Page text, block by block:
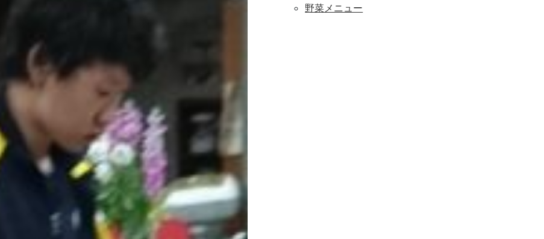
野菜メニュー